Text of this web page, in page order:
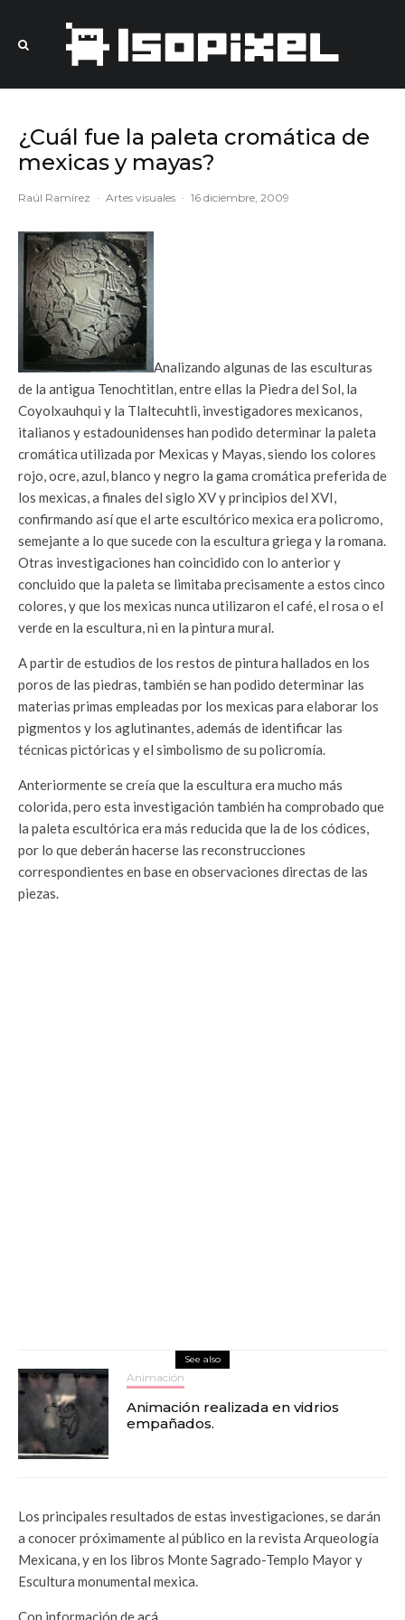
¿Cuál fue la paleta cromática de
mexicas y mayas?
Raúl Ramírez · Artes visuales · 16 diciembre, 2009
Analizando algunas de las esculturas
de la antigua Tenochtitlan, entre ellas la Piedra del Sol, la
Coyolxauhqui y la Tlaltecuhtli, investigadores mexicanos,
italianos y estadounidenses han podido determinar la paleta
cromática utilizada por Mexicas y Mayas, siendo los colores
rojo, ocre, azul, blanco y negro la gama cromática preferida de
los mexicas, a finales del siglo XV y principios del XVI,
confirmando así que el arte escultórico mexica era policromo,
semejante a lo que sucede con la escultura griega y la romana.
Otras investigaciones han coincidido con lo anterior y
concluido que la paleta se limitaba precisamente a estos cinco
colores, y que los mexicas nunca utilizaron el café, el rosa o el
verde en la escultura, ni en la pintura mural.
A partir de estudios de los restos de pintura hallados en los
poros de las piedras, también se han podido determinar las
materias primas empleadas por los mexicas para elaborar los
pigmentos y los aglutinantes, además de identificar las
técnicas pictóricas y el simbolismo de su policromía.
Anteriormente se creía que la escultura era mucho más
colorida, pero esta investigación también ha comprobado que
la paleta escultórica era más reducida que la de los códices,
por lo que deberán hacerse las reconstrucciones
correspondientes en base en observaciones directas de las
piezas.
See also
Animación
Animación realizada en vidrios
empañados.
Los principales resultados de estas investigaciones, se darán
a conocer próximamente al público en la revista Arqueología
Mexicana, y en los libros Monte Sagrado-Templo Mayor y
Escultura monumental mexica.
Con información deacá.